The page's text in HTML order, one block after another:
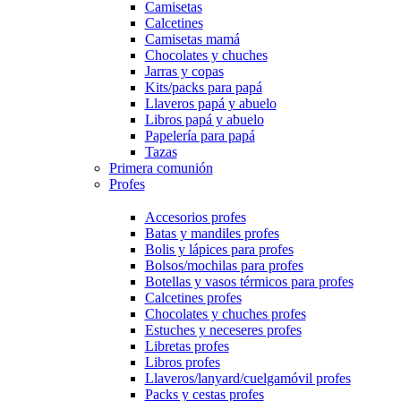
Camisetas
Calcetines
Camisetas mamá
Chocolates y chuches
Jarras y copas
Kits/packs para papá
Llaveros papá y abuelo
Libros papá y abuelo
Papelería para papá
Tazas
Primera comunión
Profes
Accesorios profes
Batas y mandiles profes
Bolis y lápices para profes
Bolsos/mochilas para profes
Botellas y vasos térmicos para profes
Calcetines profes
Chocolates y chuches profes
Estuches y neceseres profes
Libretas profes
Libros profes
Llaveros/lanyard/cuelgamóvil profes
Packs y cestas profes